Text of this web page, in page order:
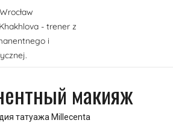
- trener z
i
макияж
татуажа Millecenta